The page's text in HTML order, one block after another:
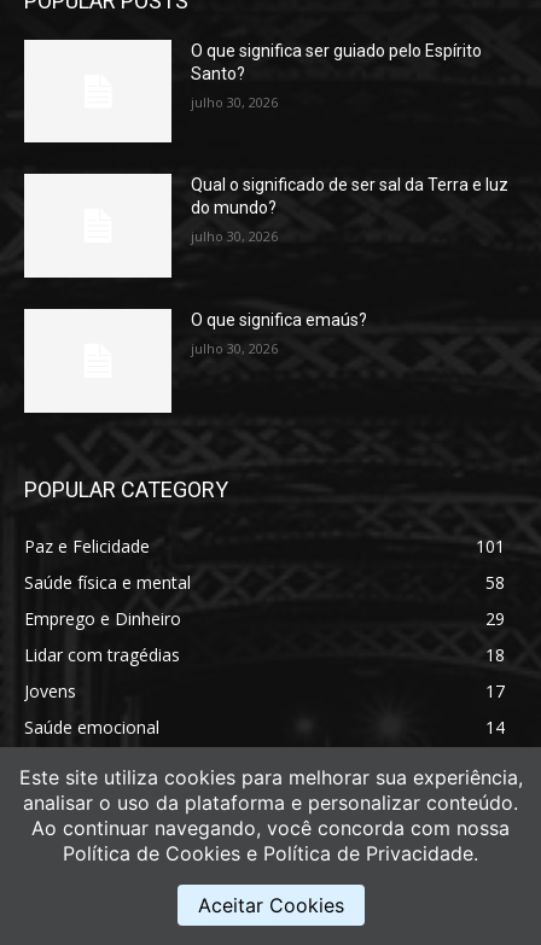
O que significa ser guiado pelo Espírito
Santo?
julho 30, 2026
Qual o significado de ser sal da Terra e luz
do mundo?
julho 30, 2026
O que significa emaús?
julho 30, 2026
POPULAR CATEGORY
Paz e Felicidade
101
Saúde física e mental
58
Emprego e Dinheiro
29
Lidar com tragédias
18
Jovens
17
Saúde emocional
14
Este site utiliza cookies para melhorar sua experiência,
analisar o uso da plataforma e personalizar conteúdo.
Ao continuar navegando, você concorda com nossa
Política de Cookies e Política de Privacidade.
Aceitar Cookies